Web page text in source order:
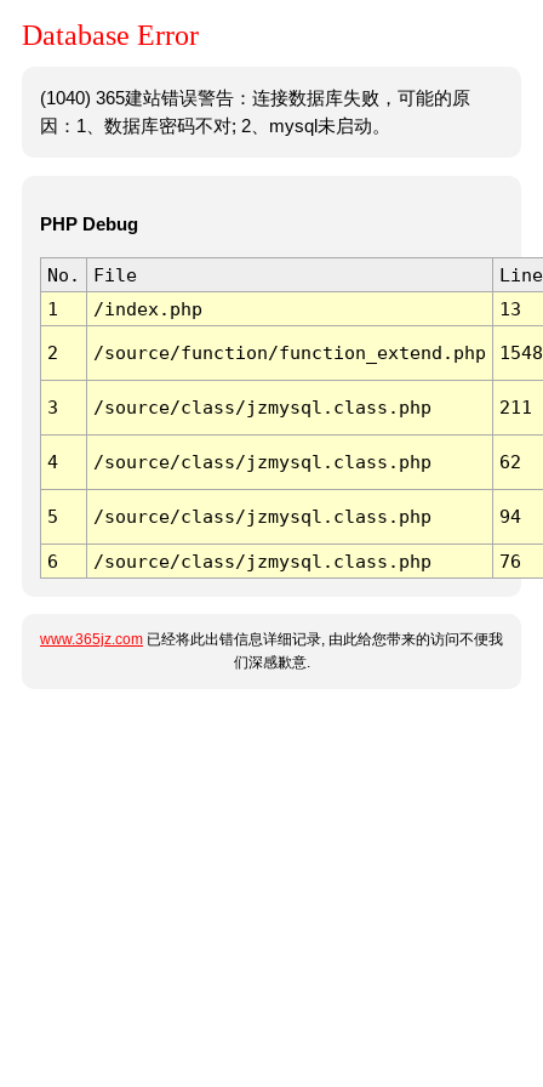
Database Error
(1040) 365建站错误警告：连接数据库失败，可能的原
因：1、数据库密码不对; 2、mysql未启动。
PHP Debug
No. File
Line
1
/index.php 13
2 /source/function/function_extend.php 1548
3 /source/class/jzmysql.class.php 211
4 /source/class/jzmysql.class.php 62
5 /source/class/jzmysql.class.php 94
6 /source/class/jzmysql.class.php 76
www.365jz.com 已经将此出错信息详细记录, 由此给您带来的访问不便我
们深感歉意.